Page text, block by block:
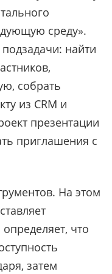
среду».
найти
собрать
из CRM и
презентации
приглашения с
На этом
что
затем